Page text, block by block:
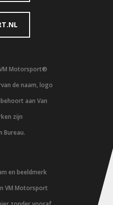
Motorsport®
de naam, logo
aan Van
zijn
Bureau.
en beeldmerk
VM Motorsport